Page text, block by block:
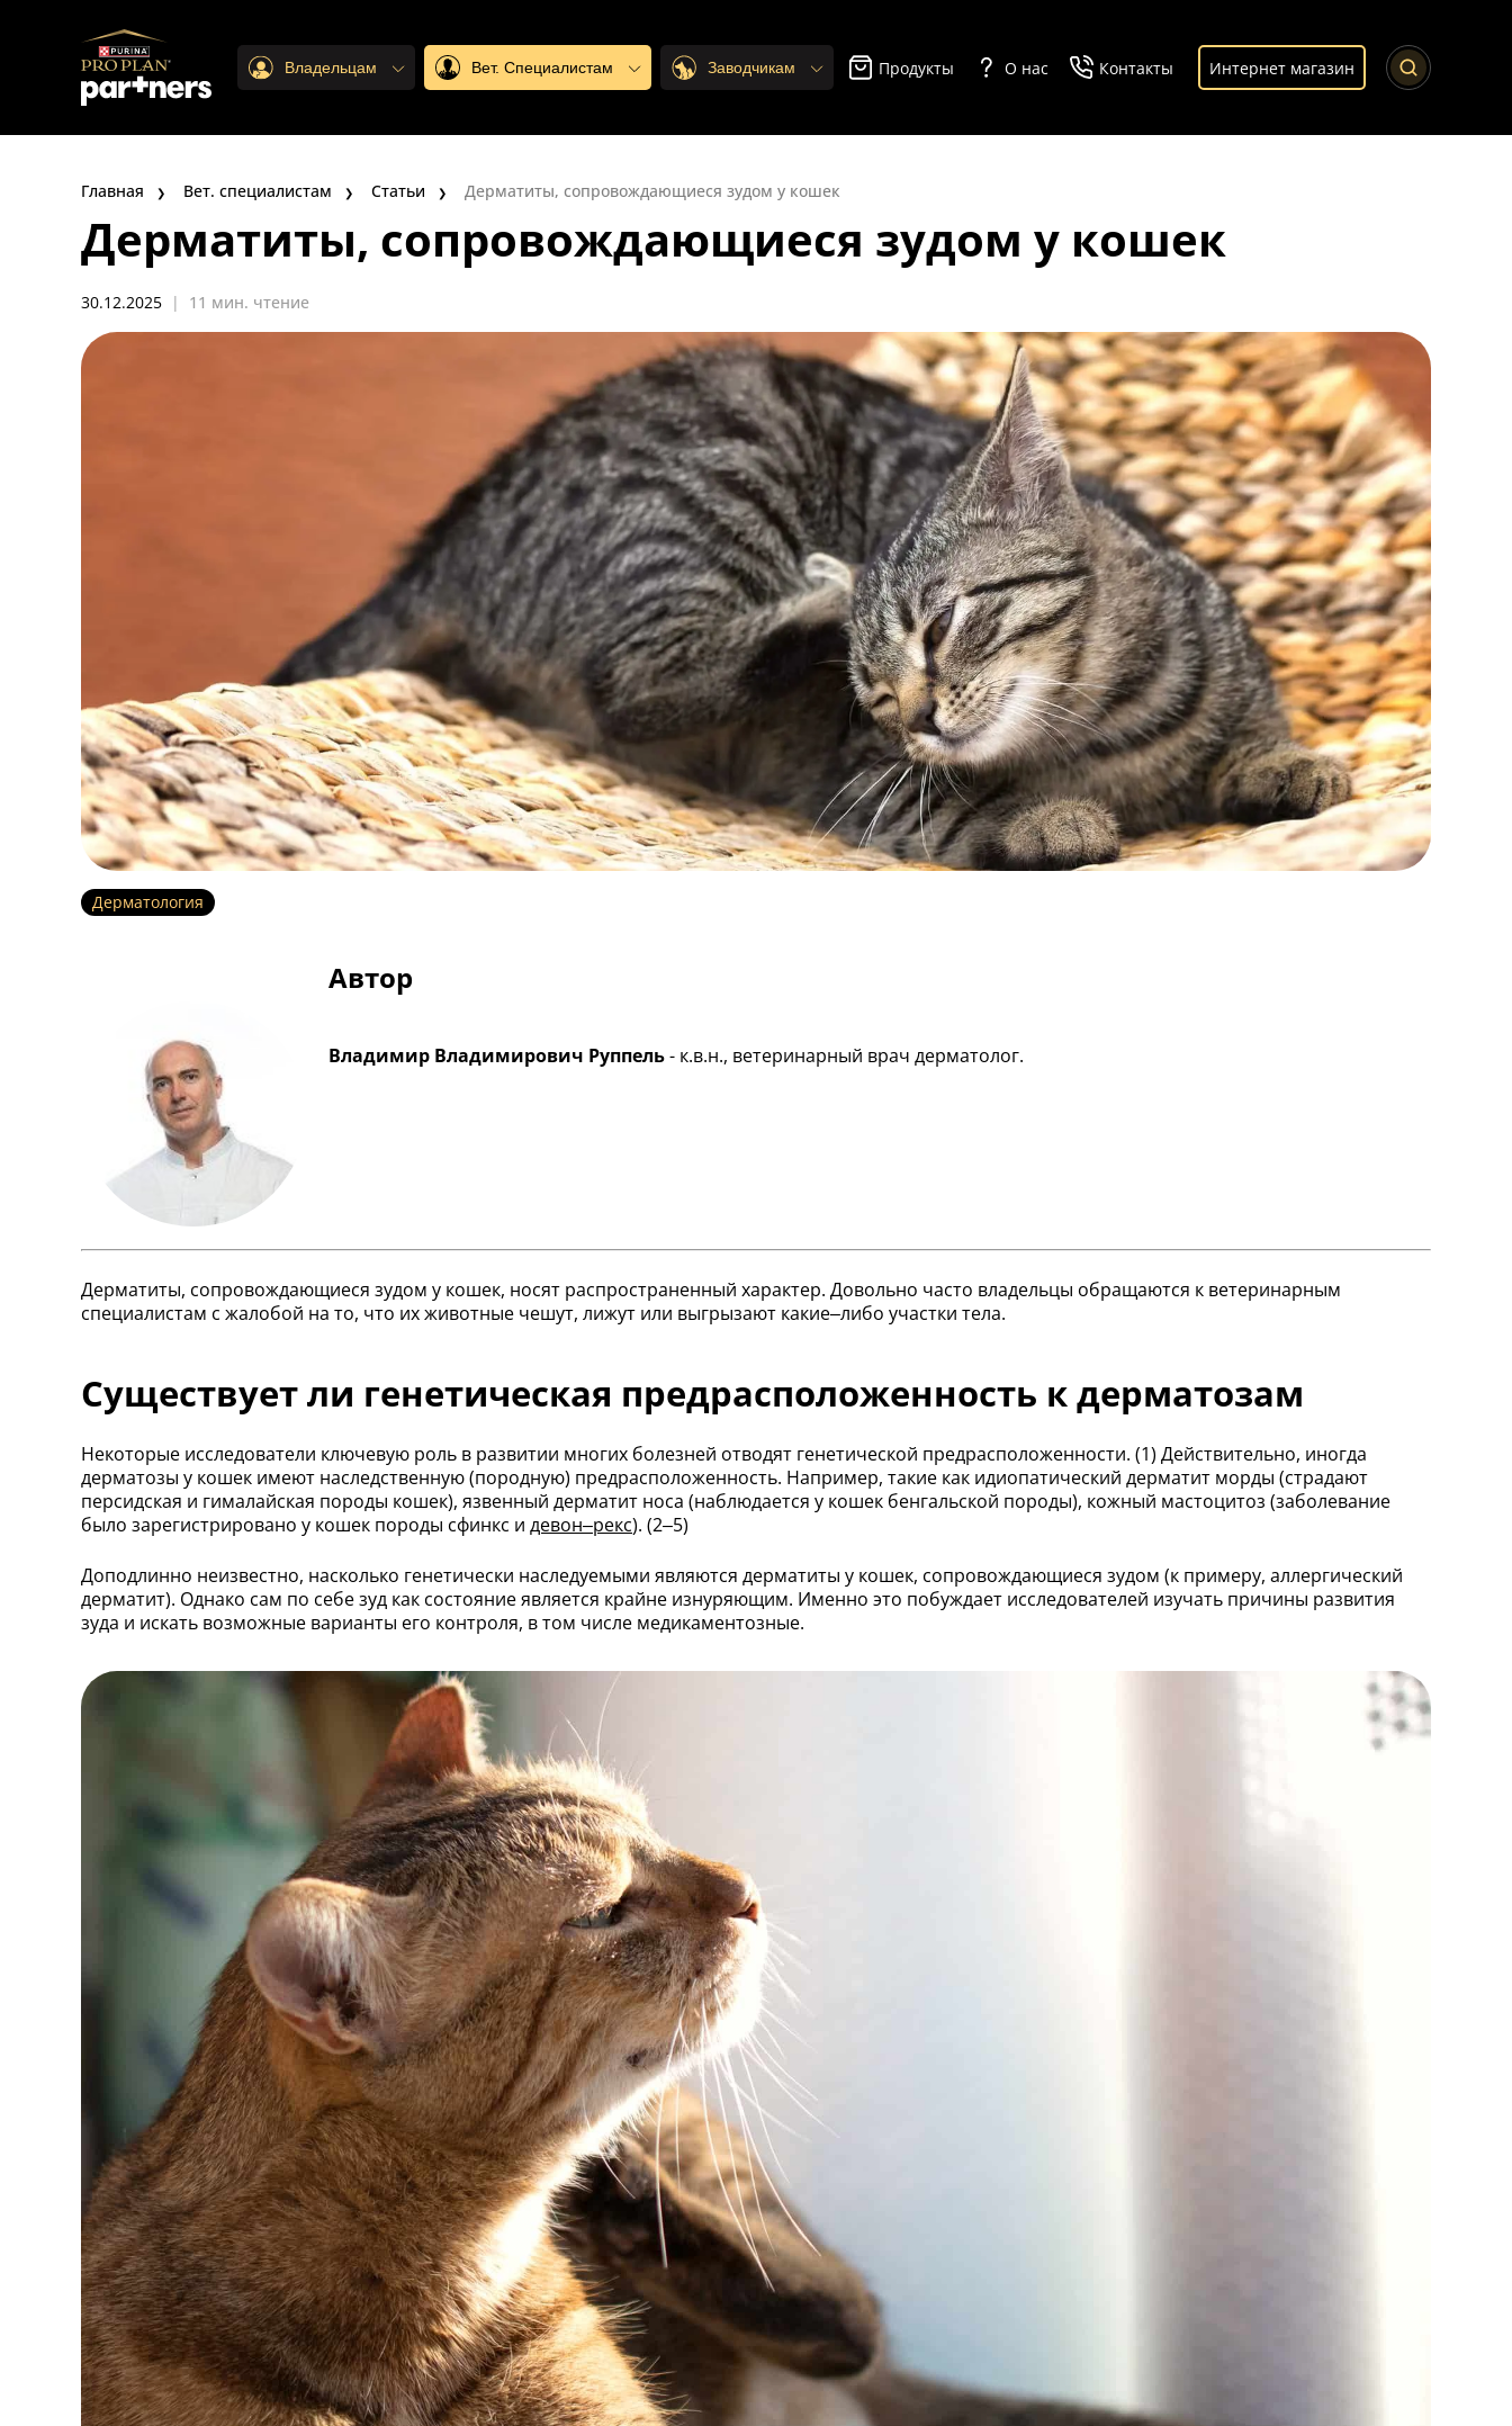
Владельцам Вет. Специалистам Заводчикам Продукты О нас Контакты Интернет магазин
Главная Вет. специалистам Статьи Дерматиты, сопровождающиеся зудом у кошек
Дерматиты, сопровождающиеся зудом у кошек
30.12.2025 | 11 мин. чтение
Дерматология
Автор
Владимир Владимирович Руппель- к.в.н., ветеринарный врач дерматолог.
Дерматиты, сопровождающиеся зудом у кошек, носят распространенный характер. Довольно часто владельцы обращаются к ветеринарным
специалистам с жалобой на то, что их животные чешут, лижут или выгрызают какие–либо участки тела.
Существует ли генетическая предрасположенность к дерматозам
Некоторые исследователи ключевую роль в развитии многих болезней отводят генетической предрасположенности. (1) Действительно, иногда
дерматозы у кошек имеют наследственную (породную) предрасположенность. Например, такие как идиопатический дерматит морды (страдают
персидская и гималайская породы кошек), язвенный дерматит носа (наблюдается у кошек бенгальской породы), кожный мастоцитоз (заболевание
было зарегистрировано у кошек породы сфинкс и девон–рекс). (2–5)
Доподлинно неизвестно, насколько генетически наследуемыми являются дерматиты у кошек, сопровождающиеся зудом (к примеру, аллергический
дерматит). Однако сам по себе зуд как состояние является крайне изнуряющим. Именно это побуждает исследователей изучать причины развития
зуда и искать возможные варианты его контроля, в том числе медикаментозные.